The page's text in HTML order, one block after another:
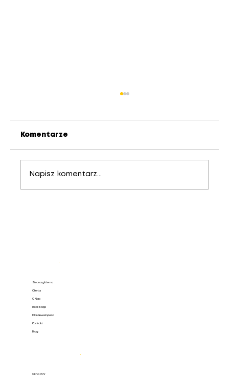
Komentarze
Napisz komentarz...
Mapa strony.
Strona główna
Oferta
O Nas
Realizacje
Dla dewelopera
Kontakt
Blog
Okna PCV